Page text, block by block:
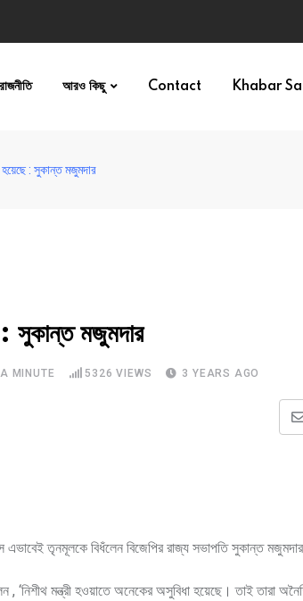
রাজনীতি আরও কিছু Contact Khabar
: সুকান্ত মজুমদার
সুকান্ত মজুমদার
MINUTE 5326 VIEWS 3 YEARS AGO
এভাবেই তৃনমূলকে বিধঁলেন বিজেপির রাজ্য সভাপতি সুকান্ত
‘নিশীথ মন্ত্রী হওয়াতে অনেকের অসুবিধা হয়েছে। তাই তারা